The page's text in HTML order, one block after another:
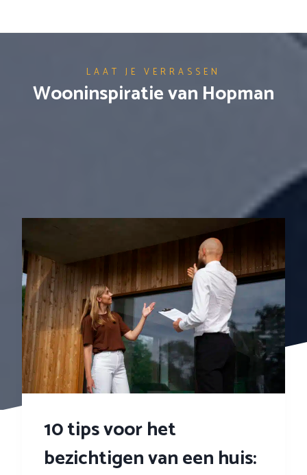
LAAT JE VERRASSEN
Wooninspiratie van Hopman
10 tips voor het
bezichtigen van een huis: